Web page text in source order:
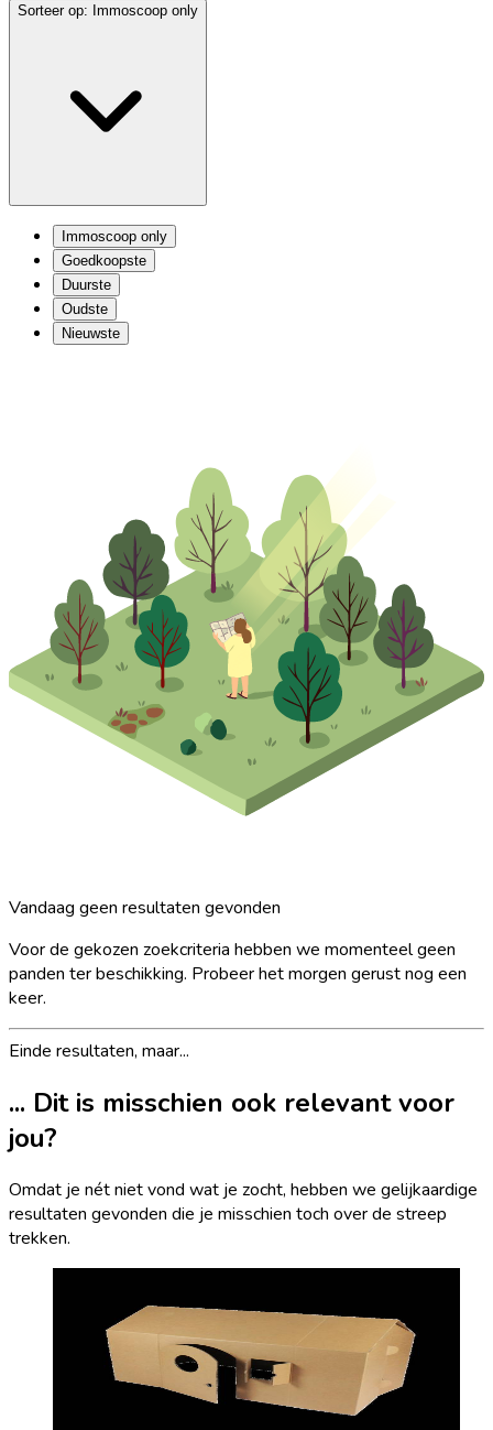
Sorteer op: Immoscoop only
Immoscoop only
Goedkoopste
Duurste
Oudste
Nieuwste
Vandaag geen resultaten gevonden
Voor de gekozen zoekcriteria hebben we momenteel geen
panden ter beschikking. Probeer het morgen gerust nog een
keer.
Einde resultaten, maar...
... Dit is misschien ook relevant voor
jou?
Omdat je nét niet vond wat je zocht, hebben we gelijkaardige
resultaten gevonden die je misschien toch over de streep
trekken.